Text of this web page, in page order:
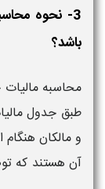
باشد؟
طبق جدول
و مالکان
آن هستند که